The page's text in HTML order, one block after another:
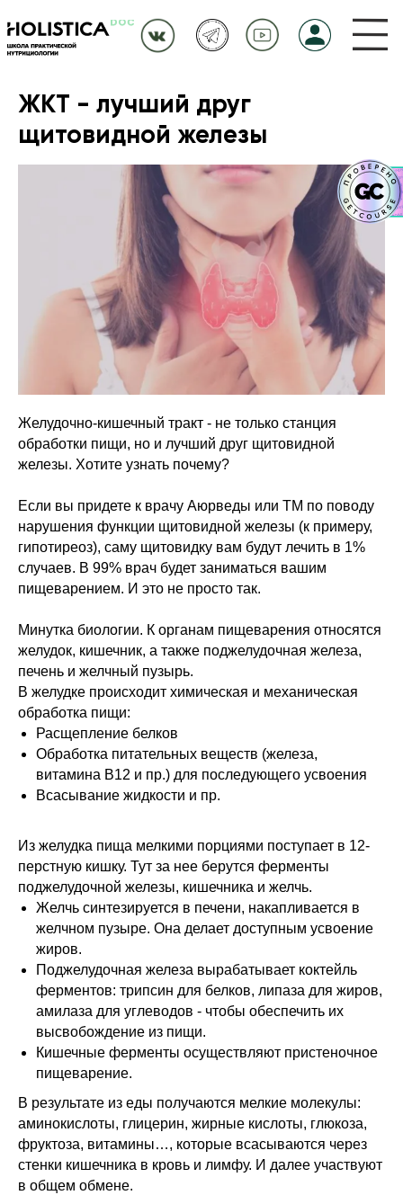
ЖКТ - лучший друг
щитовидной железы
Желудочно-кишечный тракт - не только станция
обработки пищи, но и лучший друг щитовидной
железы. Хотите узнать почему?
Если вы придете к врачу Аюрведы или ТМ по поводу
нарушения функции щитовидной железы (к примеру,
гипотиреоз), саму щитовидку вам будут лечить в 1%
случаев. В 99% врач будет заниматься вашим
пищеварением. И это не просто так.
Минутка биологии. К органам пищеварения относятся
желудок, кишечник, а также поджелудочная железа,
печень и желчный пузырь.
В желудке происходит химическая и механическая
обработка пищи:
Расщепление белков
Обработка питательных веществ (железа,
витамина В12 и пр.) для последующего усвоения
Всасывание жидкости и пр.
Из желудка пища мелкими порциями поступает в 12-
перстную кишку. Тут за нее берутся ферменты
поджелудочной железы, кишечника и желчь.
Желчь синтезируется в печени, накапливается в
желчном пузыре. Она делает доступным усвоение
жиров.
Поджелудочная железа вырабатывает коктейль
ферментов: трипсин для белков, липаза для жиров,
амилаза для углеводов - чтобы обеспечить их
высвобождение из пищи.
Кишечные ферменты осуществляют пристеночное
пищеварение.
В результате из еды получаются мелкие молекулы:
аминокислоты, глицерин, жирные кислоты, глюкоза,
фруктоза, витамины…, которые всасываются через
стенки кишечника в кровь и лимфу. И далее участвуют
в общем обмене.